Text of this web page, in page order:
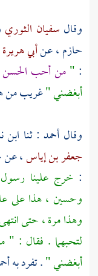
وقال سفيان الثوري
حازم، عنأبي هريرة
:
"من أحب الحسن
أبغضني "غريب من
وقال أحمد : ثنا ابن
جعفر بن إياس، عن
: خرج علينا
وحسين ، هذا على
وهذا مرة ، حتى
لتحبهما . فقال : "
أبغضني ". تفرد به